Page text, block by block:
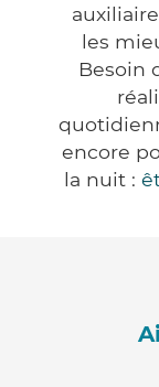
les
Besoin
encore
la nuit :